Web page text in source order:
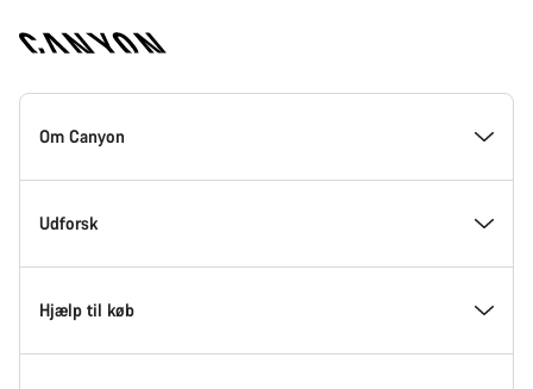
Canyon
Hjemmeside
Om Canyon
Kom med indenfor hos Canyon
Innovation hos Canyon
Udforsk
Events
Hjælp til køb